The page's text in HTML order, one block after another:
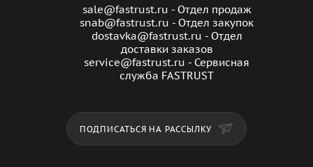
работа оборудования. В целом, вентилятор Primera
SFP SFP-3008JX - это надежное и эффективное
устройство, которое поможет обеспечить стабильную
работу вашей системы и защитить ее от перегрева.
sale@fastrust.ru - Отдел продаж
snab@fastrust.ru - Отдел закупок
dostavka@fastrust.ru - Отдел
доставки заказов
service@fastrust.ru - Сервисная
служба FASTRUST
ПОДПИСАТЬСЯ НА РАССЫЛКУ